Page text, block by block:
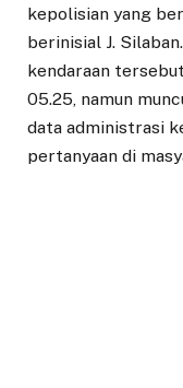
kepolisian yang
berinisial J.
kendaraan
05.25, namun
data administrasi
pertanyaan di